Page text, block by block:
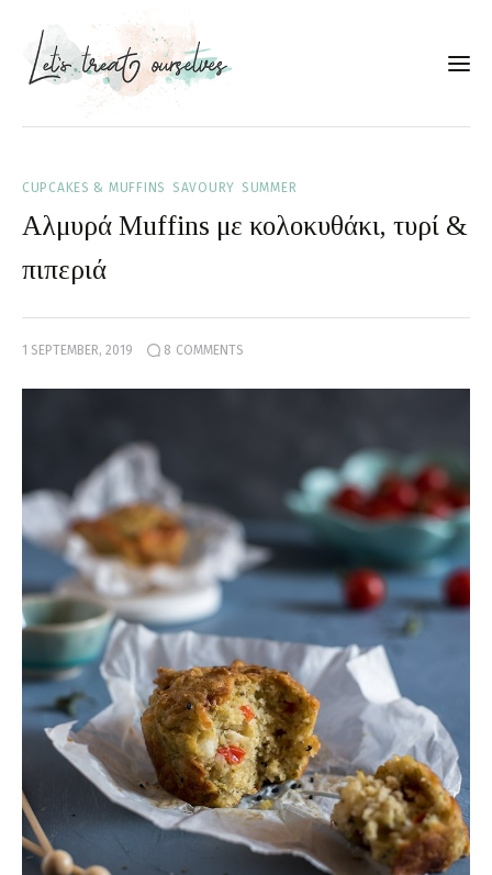
Portfolio
Services
Συνεργασίες
Moments of Mine
FAQ
CUPCAKES & MUFFINS SAVOURY SUMMER
Αλμυρά Muffins με κολοκυθάκι, τυρί &
πιπεριά
1 SEPTEMBER, 2019 8 COMMENTS